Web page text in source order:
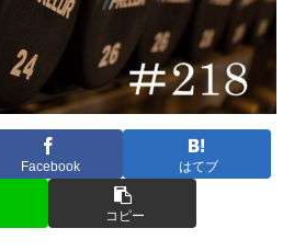
Facebook はてブ
コピー